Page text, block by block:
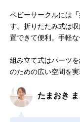
ベビーサークルには
す。折りたたみ式は
置できて便利。手軽
組み立て式はパーツ
のための広い空間を実
たまおき